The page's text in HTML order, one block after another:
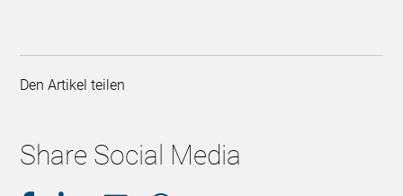
Den Artikel teilen
Share Social Media